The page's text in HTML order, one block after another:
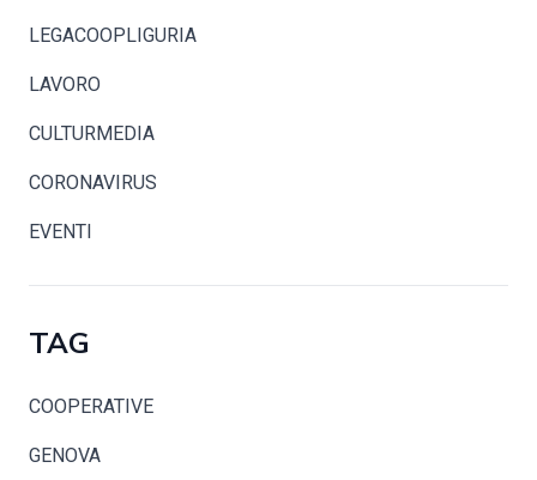
LEGACOOPLIGURIA
LAVORO
CULTURMEDIA
CORONAVIRUS
EVENTI
TAG
COOPERATIVE
GENOVA